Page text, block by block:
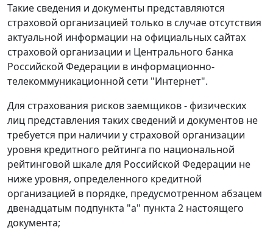
Такие сведения и документы представляются
страховой организацией только в случае отсутствия
актуальной информации на официальных сайтах
страховой организации и Центрального банка
Российской Федерации в информационно-
телекоммуникационной сети "Интернет".
Для страхования рисков заемщиков - физических
лиц представления таких сведений и документов не
требуется при наличии у страховой организации
уровня кредитного рейтинга по национальной
рейтинговой шкале для Российской Федерации не
ниже уровня, определенного кредитной
организацией в порядке, предусмотренном абзацем
двенадцатым подпункта "а" пункта 2 настоящего
документа;